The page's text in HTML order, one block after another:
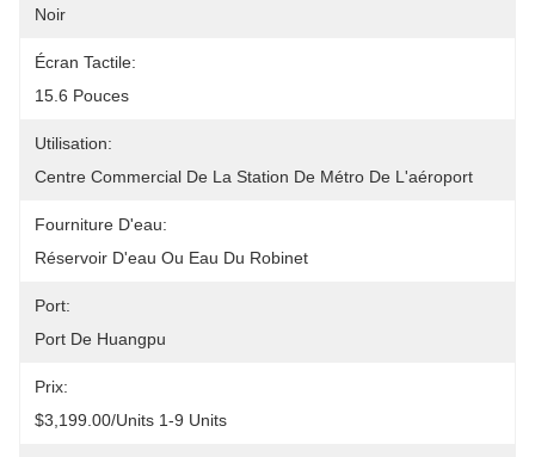
Noir
Écran Tactile:
15.6 Pouces
Utilisation:
Centre Commercial De La Station De Métro De L'aéroport
Fourniture D'eau:
Réservoir D'eau Ou Eau Du Robinet
Port:
Port De Huangpu
Prix:
$3,199.00/units 1-9 Units